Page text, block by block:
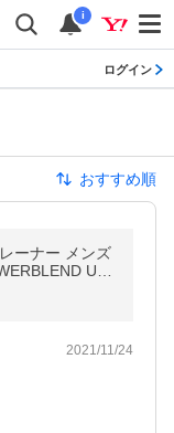
i
ログイン
おすすめ順
ーナー メンズ
2021/11/24